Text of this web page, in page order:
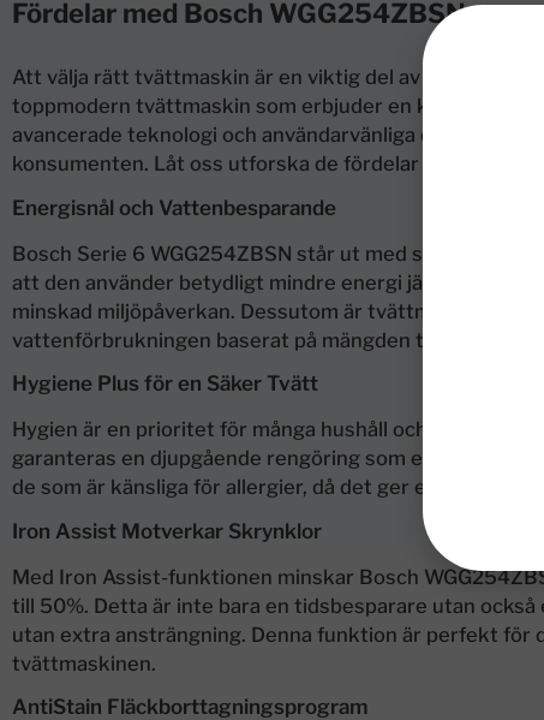
Fördelar med Bosch WGG254ZBSN
Att välja rätt tvättmaskin är en viktig del av att skapa
toppmodern tvättmaskin som erbjuder en
avancerade teknologi och användarvänliga design är
konsumenten. Låt oss utforska de fördelar som gör
Energisnål och Vattenbesparande
Bosch Serie 6 WGG254ZBSN står ut med sin
att den använder betydligt mindre energi jämfört med
minskad miljöpåverkan. Dessutom är tvättmaskinen
vattenförbrukningen baserat på mängden tvätt, vilket
Hygiene Plus för en Säker Tvätt
Hygien är en prioritet för många hushåll och Bosch
garanteras en djupgående rengöring som effektivt
de som är känsliga för allergier, då det ger en extra
Iron Assist Motverkar Skrynklor
Med Iron Assist-funktionen minskar Bosch
till 50%. Detta är inte bara en tidsbesparare utan
utan extra ansträngning. Denna funktion är perfekt för
tvättmaskinen.
AntiStain Fläckborttagningsprogram